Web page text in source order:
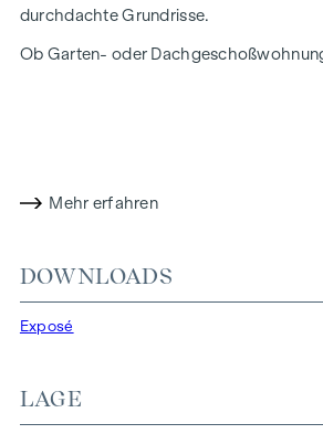
durchdachte Grundrisse.
Ob Garten- oder
Um einige Ausstattungs-Highlights Ihrer
Marken-Sanitärausstattung,
funkbetriebener Außensonnenschutz.
auf dem Dach PV-Anlagen zur
Fahrradabstellplätze,
Mehr erfahren
DOWNLOADS
Exposé
LAGE